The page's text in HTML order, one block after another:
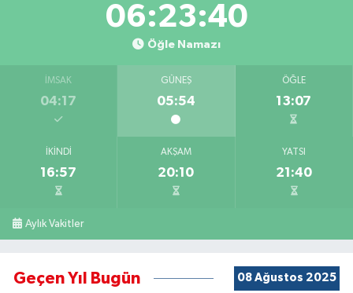
06:23:40
Öğle Namazı
İMSAK
04:17
GÜNEŞ
05:54
ÖĞLE
13:07
İKINDI
16:57
AKŞAM
20:10
YATSI
21:40
Aylık Vakitler
Geçen Yıl Bugün 08 Ağustos 2025